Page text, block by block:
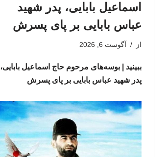
اسماعیل بابایی، پدر شهید
عباس بابایی بر پای پسرش
از آگوست 6, 2026
ببینید | بوسه‌های مرحوم حاج اسماعیل بابایی،
پدر شهید عباس بابایی بر پای پسرش